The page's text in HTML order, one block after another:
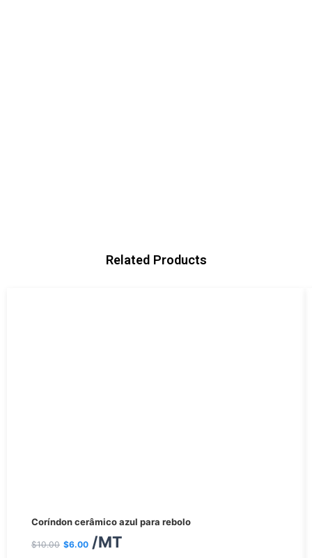
Related Products
Coríndon cerâmico azul para rebolo
$10.00
preço
$6.00
preço
/MT